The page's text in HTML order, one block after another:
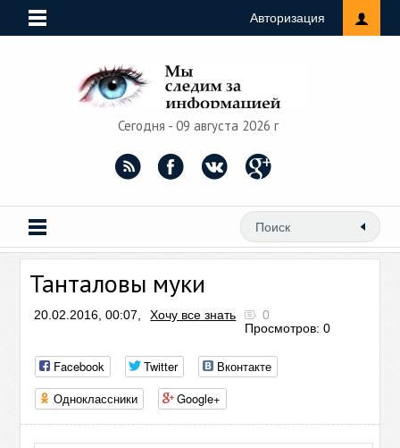
Авторизация
Сегодня - 09 августа 2026 г
Танталовы муки
20.02.2016, 00:07, Хочу все знать
0
Просмотров: 0
Facebook Twitter
Вконтакте
Одноклассники
Google+